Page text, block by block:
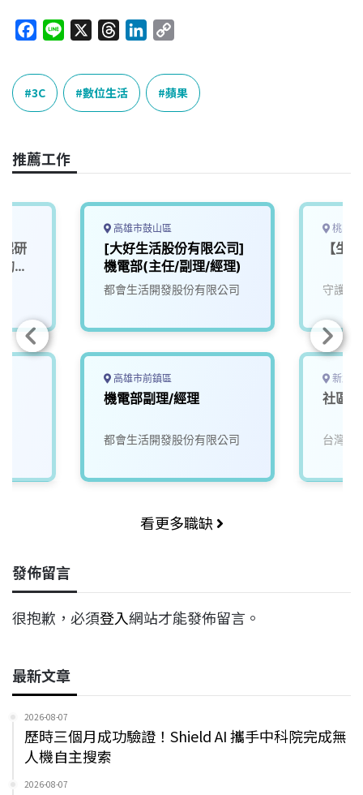
c
e
b
o
k
e
r
e
a
k
e
n
p
y
L
k
3C 數位生活 蘋果
推薦工作
研
未
高雄市鼓山區
[大好生活股份有限公司]
機電部(主任/副理/經理)
都會生活開發股份有限公司
高雄市前鎮區
機電部副理/經理
都會生活開發股份有限公司
桃園
【生
守護家
新北
社區
台灣寶
看更多職缺
發佈留言
很抱歉，必須登入網站才能發佈留言。
最新文章
2026-08-07
歷時三個月成功驗證！Shield AI 攜手中科院完成無
人機自主搜索
2026-08-07